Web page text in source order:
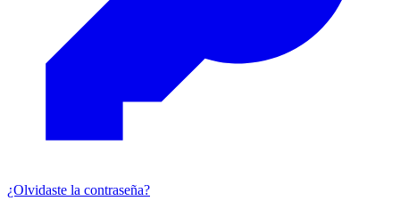
¿Olvidaste la contraseña?